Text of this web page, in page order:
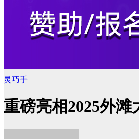
灵巧手
重磅亮相2025外